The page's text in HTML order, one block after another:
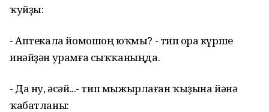
ҡуйҙы:
- Аптекала йомошоң юҡмы? - тип һора күрше
инәйҙән урамға сыҡҡаныңда.
- Да ну, әсәй...- тип мыжырлаған ҡыҙына йәнә
ҡабатланы: